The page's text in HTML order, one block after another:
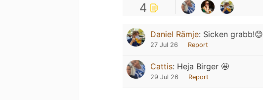
4
Daniel Rämje: Sicken grabb!😊
27 Jul 26 Report
Cattis: Heja Birger 🤩
29 Jul 26 Report